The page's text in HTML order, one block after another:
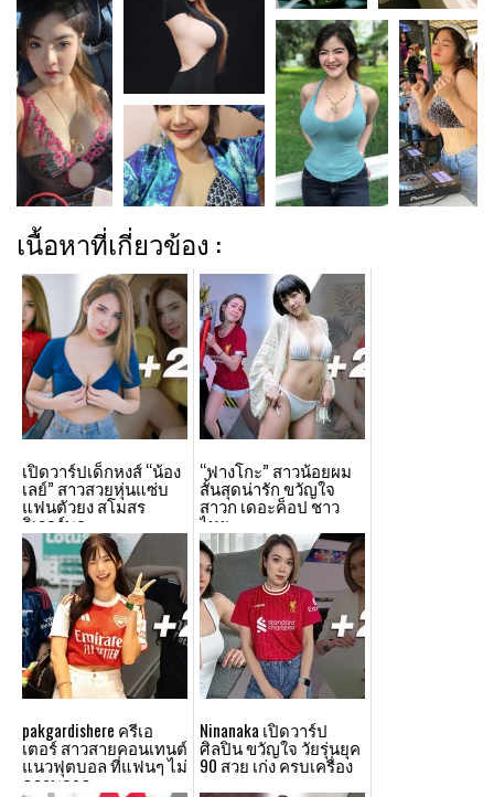
เนื้อหาที่เกี่ยวข้อง :
เปิดวาร์ปเด็กหงส์ “น้อง
เลย์” สาวสวยหุ่นแซ่บ
แฟนตัวยง สโมสร
ลิเวอร์พูล
“ฟางโกะ” สาวน้อยผม
สั้นสุดน่ารัก ขวัญใจ
สาวก เดอะค็อป ชาว
ไทย
pakgardishere ครีเอ
เตอร์ สาวสายคอนเทนต์
แนวฟุตบอล ที่แฟนๆ ไม่
ควรพลาด
Ninanaka เปิดวาร์ป
ศิลปิน ขวัญใจ วัยรุ่นยุค
90 สวย เก่ง ครบเครื่อง